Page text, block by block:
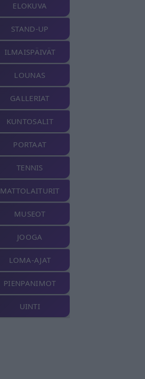
ELOKUVA
STAND-UP
ILMAISPÄIVÄT
LOUNAS
GALLERIAT
KUNTOSALIT
PORTAAT
TENNIS
MATTOLAITURIT
MUSEOT
JOOGA
LOMA-AJAT
PIENPANIMOT
UINTI